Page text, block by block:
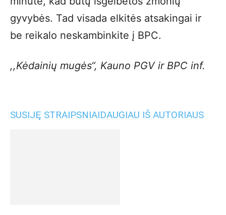
gyvybės. Tad visada elkitės atsakingai ir
be reikalo neskambinkite į BPC.
,,Kėdainių mugės“, Kauno PGV ir BPC inf.
SUSIJĘ STRAIPSNIAIDAUGIAU IŠ AUTORIAUS